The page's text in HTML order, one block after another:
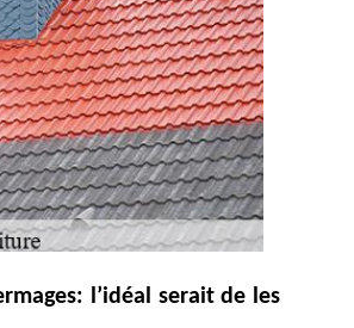
l’idéal serait de les